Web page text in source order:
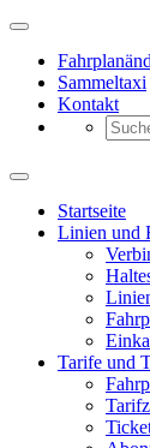
Zum
springen
Sammeltaxi
Kontakt
nach:
Startseite
Linien und
Tarife und